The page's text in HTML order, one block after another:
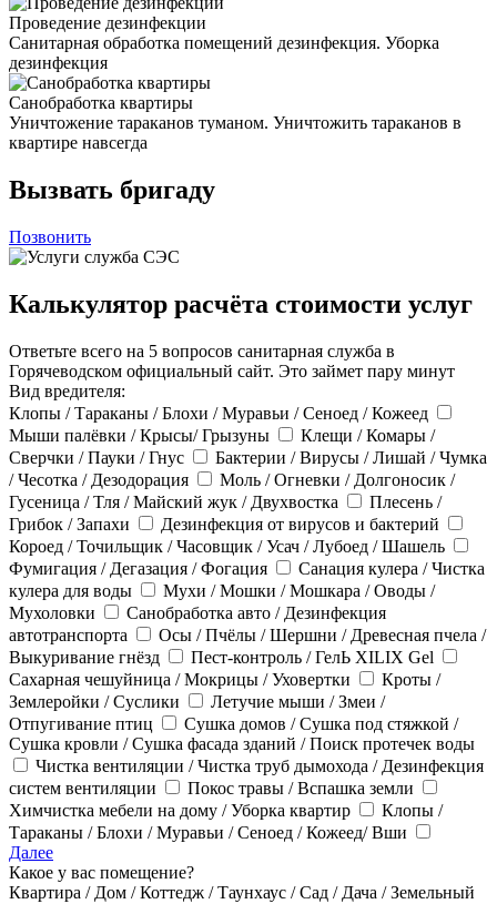
Проведение дезинфекции
Санитарная обработка помещений дезинфекция. Уборка
дезинфекция
Санобработка квартиры
Уничтожение тараканов туманом. Уничтожить тараканов в
квартире навсегда
Вызвать бригаду
Позвонить
Калькулятор расчёта стоимости услуг
Ответьте всего на 5 вопросов санитарная служба в
Горячеводском официальный сайт. Это займет пару минут
Вид вредителя:
Клопы / Тараканы / Блохи / Муравьи / Сеноед / Кожеед
Мыши палёвки / Крысы/ Грызуны
Клещи / Комары /
Сверчки / Пауки / Гнус
Бактерии / Вирусы / Лишай / Чумка
/ Чесотка / Дезодорация
Моль / Огневки / Долгоносик /
Гусеница / Тля / Майский жук / Двухвостка
Плесень /
Грибок / Запахи
Дезинфекция от вирусов и бактерий
Короед / Точильщик / Часовщик / Усач / Лубоед / Шашель
Фумигация / Дегазация / Фогация
Санация кулера / Чистка
кулера для воды
Мухи / Мошки / Мошкара / Оводы /
Мухоловки
Санобработка авто / Дезинфекция
автотранспорта
Осы / Пчёлы / Шершни / Древесная пчела /
Выкуривание гнёзд
Пест-контроль / ГелЬ XILIX Gel
Сахарная чешуйница / Мокрицы / Уховертки
Кроты /
Землеройки / Суслики
Летучие мыши / Змеи /
Отпугивание птиц
Сушка домов / Сушка под стяжкой /
Сушка кровли / Сушка фасада зданий / Поиск протечек воды
Чистка вентиляции / Чистка труб дымохода / Дезинфекция
систем вентиляции
Покос травы / Вспашка земли
Химчистка мебели на дому / Уборка квартир
Клопы /
Тараканы / Блохи / Муравьи / Сеноед / Кожеед/ Вши
Далее
Какое у вас помещение?
Квартира / Дом / Коттедж / Таунхаус / Сад / Дача / Земельный